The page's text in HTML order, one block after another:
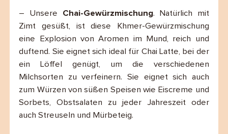
– Unsere Chai-Gewürzmischung. Natürlich mit
Zimt gesüßt, ist diese Khmer-Gewürzmischung
eine Explosion von Aromen im Mund, reich und
duftend. Sie eignet sich ideal für Chai Latte, bei der
ein Löffel genügt, um die verschiedenen
Milchsorten zu verfeinern. Sie eignet sich auch
zum Würzen von süßen Speisen wie Eiscreme und
Sorbets, Obstsalaten zu jeder Jahreszeit oder
auch Streuseln und Mürbeteig.